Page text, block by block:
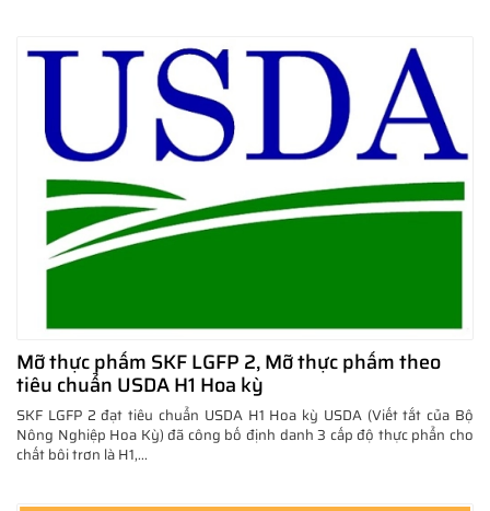
Mỡ thực phẩm SKF LGFP 2, Mỡ thực phẩm theo
tiêu chuẩn USDA H1 Hoa kỳ
SKF LGFP 2 đạt tiêu chuẩn USDA H1 Hoa kỳ USDA (Viết tắt của Bộ
Nông Nghiệp Hoa Kỳ) đã công bố định danh 3 cấp độ thực phẩn cho
chất bôi trơn là H1,...